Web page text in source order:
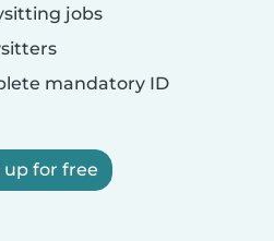
jobs
mandatory ID
up for free